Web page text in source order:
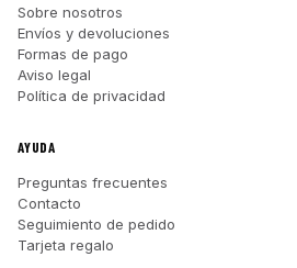
Sobre nosotros
Envíos y devoluciones
Formas de pago
Aviso legal
Política de privacidad
AYUDA
Preguntas frecuentes
Contacto
Seguimiento de pedido
Tarjeta regalo